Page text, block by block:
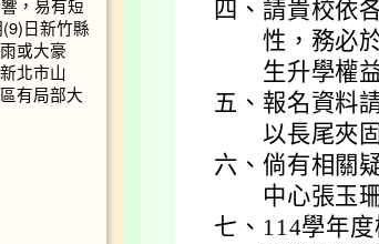
四、 請貴校依
性，務必
生升學權
五、 報名資料
以長尾夾
六、 倘有相關
中心張玉
七、 114學年
，易有短
日新竹縣
或大豪
北市山
有局部大